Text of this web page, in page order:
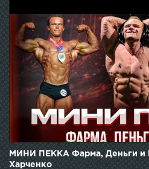
МИНИ ПЕККА Фарма, Деньги и
Харченко